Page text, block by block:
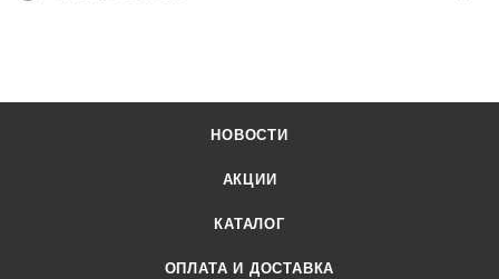
НОВОСТИ
АКЦИИ
КАТАЛОГ
ОПЛАТА И ДОСТАВКА